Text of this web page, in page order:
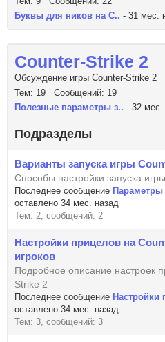
Буквы для ников на C.. - 31 мес.
Counter-Strike 2
Обсуждение игры Counter-Strike 2
Тем: 19 Сообщений: 19
Полезные параметры з.. - 32 мес.
Подразделы
Варианты запуска игры
Способы настройки запуска
Последнее сообщение Параметры
оставлено 34 мес. назад
Тем: 2, сообщений: 2
Настройки прицелов на
игроков
Подробное описание настроек
Strike 2
Последнее сообщение Настройки
оставлено 34 мес. назад
Тем: 3, сообщений: 3